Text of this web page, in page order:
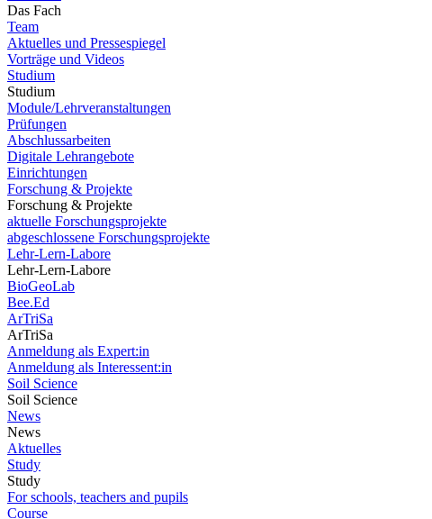
Das Fach
Team
Aktuelles und Pressespiegel
Vorträge und Videos
Studium
Studium
Module/Lehrveranstaltungen
Prüfungen
Abschlussarbeiten
Digitale Lehrangebote
Einrichtungen
Forschung & Projekte
Forschung & Projekte
aktuelle Forschungsprojekte
abgeschlossene Forschungsprojekte
Lehr-Lern-Labore
Lehr-Lern-Labore
BioGeoLab
Bee.Ed
ArTriSa
ArTriSa
Anmeldung als Expert:in
Anmeldung als Interessent:in
Soil Science
Soil Science
News
News
Aktuelles
Study
Study
For schools, teachers and pupils
Course